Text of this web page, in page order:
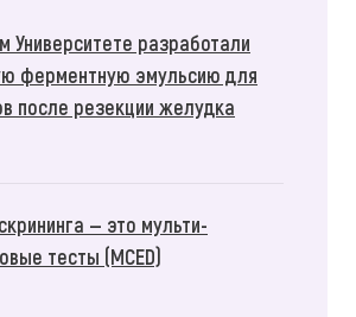
Университете разработали
ферментную эмульсию для
после резекции желудка
— это мульти-
тесты (MCED)